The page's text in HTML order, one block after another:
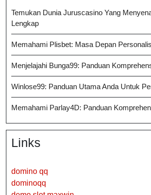
Temukan Dunia Juruscasino Yang
Lengkap
Memahami Plisbet: Masa Depan
Menjelajahi Bunga99: Panduan
Winlose99: Panduan Utama Anda Untuk
Memahami Parlay4D: Panduan
Links
domino qq
dominoqq